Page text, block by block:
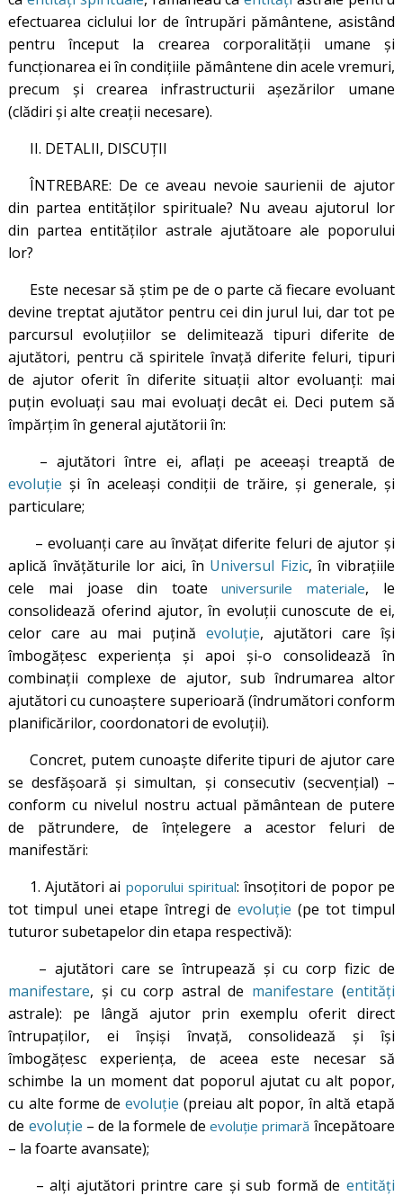
efectuarea ciclului lor de întrupări pământene, asistând
pentru început la crearea corporalității umane și
funcționarea ei în condițiile pământene din acele vremuri,
precum și crearea infrastructurii așezărilor umane
(clădiri și alte creații necesare).
II. DETALII, DISCUȚII
ÎNTREBARE: De ce aveau nevoie saurienii de ajutor
din partea entităților spirituale? Nu aveau ajutorul lor
din partea entităților astrale ajutătoare ale poporului
lor?
Este necesar să știm pe de o parte că fiecare evoluant
devine treptat ajutător pentru cei din jurul lui, dar tot pe
parcursul evoluțiilor se delimitează tipuri diferite de
ajutători, pentru că spiritele învață diferite feluri, tipuri
de ajutor oferit în diferite situații altor evoluanți: mai
puțin evoluați sau mai evoluați decât ei. Deci putem să
împărțim în general ajutătorii în:
– ajutători între ei, aflați pe aceeași treaptă de
evoluție și în aceleași condiții de trăire, și generale, și
particulare;
– evoluanți care au învățat diferite feluri de ajutor și
aplică învățăturile lor aici, în Universul Fizic, în vibrațiile
cele mai joase din toateuniversurile materiale, le
consolidează oferind ajutor, în evoluții cunoscute de ei,
celor care au mai puțină evoluție, ajutători care își
îmbogățesc experiența și apoi și-o consolidează în
combinații complexe de ajutor, sub îndrumarea altor
ajutători cu cunoaștere superioară (îndrumători conform
planificărilor, coordonatori de evoluții).
Concret, putem cunoaște diferite tipuri de ajutor care
se desfășoară și simultan, și consecutiv (secvențial) –
conform cu nivelul nostru actual pământean de putere
de pătrundere, de înțelegere a acestor feluri de
manifestări:
1. Ajutători ai poporului spiritual: însoțitori de popor pe
tot timpul unei etape întregi deevoluție (pe tot timpul
tuturor subetapelor din etapa respectivă):
– ajutători care se întrupează și cu corp fizic de
manifestare, și cu corp astral de manifestare (entități
astrale): pe lângă ajutor prin exemplu oferit direct
întrupaților, ei înșiși învață, consolidează și își
îmbogățesc experiența, de aceea este necesar să
schimbe la un moment dat poporul ajutat cu alt popor,
cu alte forme de evoluție (preiau alt popor, în altă etapă
de evoluție – de la formele deevoluție primară începătoare
– la foarte avansate);
– alți ajutători printre care și sub formă de entități